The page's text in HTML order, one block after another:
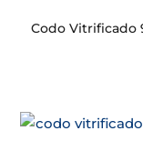
Codo Vitrificado